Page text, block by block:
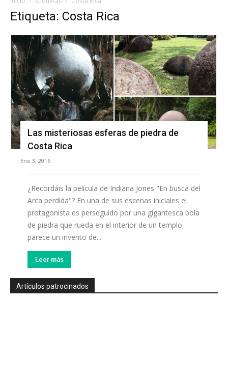
Etiqueta: Costa Rica
Las misteriosas esferas de piedra de
Costa Rica
Ene 3, 2016
¿Recordáis la película de Indiana Jones "En busca del
Arca perdida"? En una de sus escenas iniciales el
protagonista es perseguido por una gigantesca bola
de piedra que rueda en el interior de un templo,
parece un invento de...
Leer más
Artículos patrocinados